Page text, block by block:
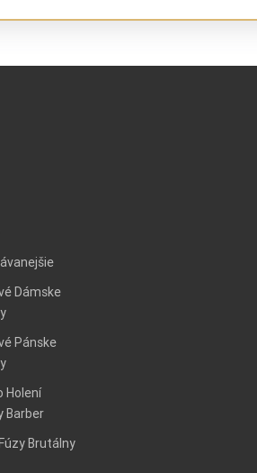
Dámske
Pánske
Holení
Barber
Brutálny